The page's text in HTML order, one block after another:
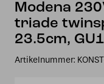
Modena
triade
23.5cm,
Artikelnummer: